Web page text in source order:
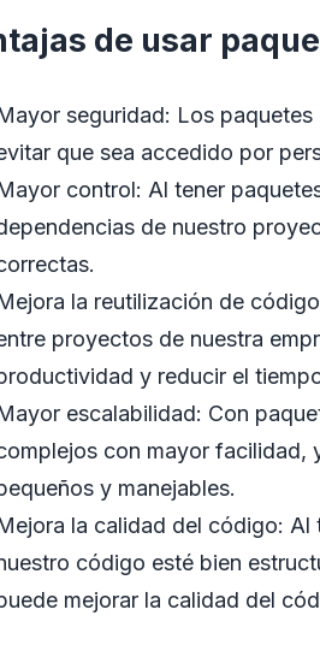
de usar
seguridad: Los
que sea accedido por
control: Al tener
de nuestro
la reutilización de
proyectos de nuestra
y reducir el
escalabilidad: Con
con mayor facilidad,
y manejables.
la calidad del código:
código esté bien
mejorar la calidad del